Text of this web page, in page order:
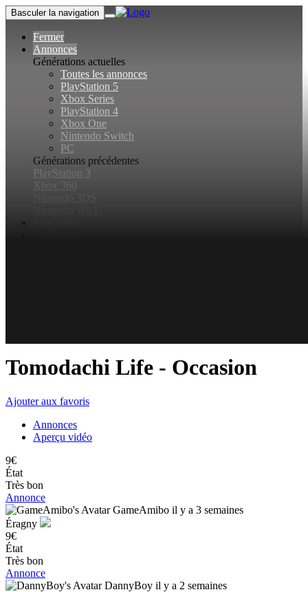
Basculer la navigation
Fermer
Annonces
Générations actuelles
Toutes les annonces
PlayStation 5
Xbox Series
PlayStation 4
Xbox One
Nintendo Switch
PC
Générations précédentes
PlayStation 3
Xbox 360
Tomodachi Life - Occasion
Ajouter aux favoris
Annonces
Aperçu vidéo
9€
État
Très bon
Annonce
GameAmibo il y a 3 semaines
Éragny
9€
État
Très bon
Annonce
DannyBoy il y a 2 semaines